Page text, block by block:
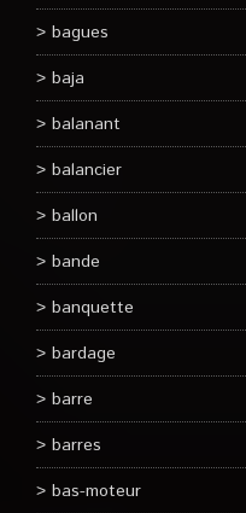
bagues
baja
balanant
balancier
ballon
bande
banquette
bardage
barre
barres
bas-moteur